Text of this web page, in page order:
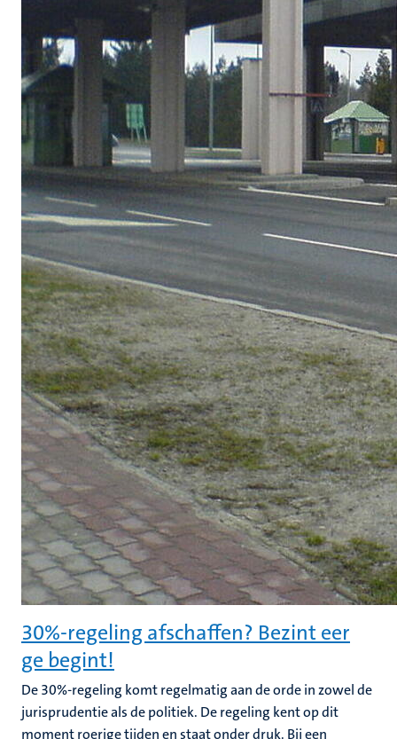
30%-regeling afschaffen? Bezint eer
ge begint!
De 30%-regeling komt regelmatig aan de orde in zowel de
jurisprudentie als de politiek. De regeling kent op dit
moment roerige tijden en staat onder druk. Bij een